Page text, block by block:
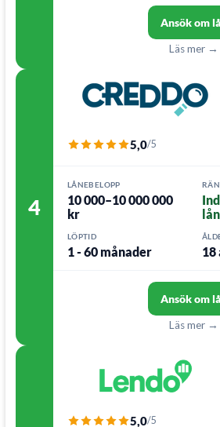
Ansök om
Läs mer →
4
5,0/5
LÅNEBELOPP
10 000–10 000 000
kr
LÖPTID
1 - 60 månader 18
Ansök om
Läs mer →
5,0/5